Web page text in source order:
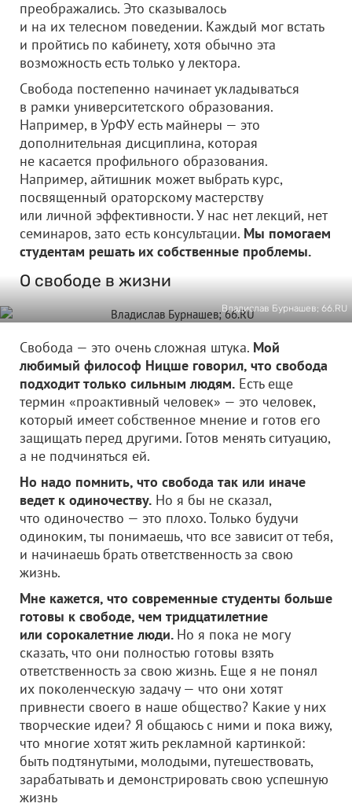
преображались. Это сказывалось
и на их телесном поведении. Каждый мог встать
и пройтись по кабинету, хотя обычно эта
возможность есть только у лектора.
Свобода постепенно начинает укладываться
в рамки университетского образования.
Например, в УрФУ есть майнеры — это
дополнительная дисциплина, которая
не касается профильного образования.
Например, айтишник может выбрать курс,
посвященный ораторскому мастерству
или личной эффективности. У нас нет лекций, нет
семинаров, зато есть консультации. Мы помогаем
студентам решать их собственные проблемы.
О свободе в жизни
Владислав Бурнашев; 66.RU
Свобода — это очень сложная штука. Мой
любимый философ Ницше говорил, что свобода
подходит только сильным людям. Есть еще
термин «проактивный человек» — это человек,
который имеет собственное мнение и готов его
защищать перед другими. Готов менять ситуацию,
а не подчиняться ей.
Но надо помнить, что свобода так или иначе
ведет к одиночеству. Но я бы не сказал,
что одиночество — это плохо. Только будучи
одиноким, ты понимаешь, что все зависит от тебя,
и начинаешь брать ответственность за свою
жизнь.
Мне кажется, что современные студенты больше
готовы к свободе, чем тридцатилетние
или сорокалетние люди. Но я пока не могу
сказать, что они полностью готовы взять
ответственность за свою жизнь. Еще я не понял
их поколенческую задачу — что они хотят
привнести своего в наше общество? Какие у них
творческие идеи? Я общаюсь с ними и пока вижу,
что многие хотят жить рекламной картинкой:
быть подтянутыми, молодыми, путешествовать,
зарабатывать и демонстрировать свою успешную
жизнь